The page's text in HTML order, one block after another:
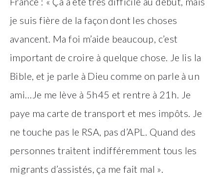
je suis fière de la façon dont les choses
avancent. Ma foi m’aide beaucoup, c’est
important de croire à quelque chose. Je lis la
Bible, et je parle à Dieu comme on parle à un
ami…Je me lève à 5h45 et rentre à 21h. Je
paye ma carte de transport et mes impôts. Je
ne touche pas le RSA, pas d’APL. Quand des
personnes traitent indifféremment tous les
migrants d’assistés, ça me fait mal ».